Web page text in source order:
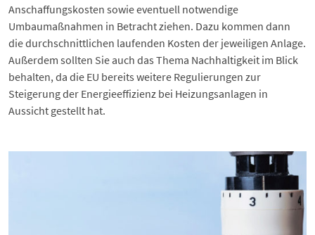
Anschaffungskosten sowie eventuell notwendige
Umbaumaßnahmen in Betracht ziehen. Dazu kommen dann
die durchschnittlichen laufenden Kosten der jeweiligen Anlage.
Außerdem sollten Sie auch das Thema Nachhaltigkeit im Blick
behalten, da die EU bereits weitere Regulierungen zur
Steigerung der Energieeffizienz bei Heizungsanlagen in
Aussicht gestellt hat.